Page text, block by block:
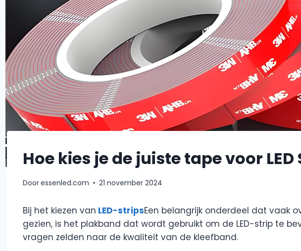
Hoe kies je de juiste tape voor LED
Dooressenled.com 21 november 2024
Bij het kiezen van LED-stripsEen belangrijk onderdeel dat vaak
gezien, is het plakband dat wordt gebruikt om de LED-strip te
vragen zelden naar de kwaliteit van de kleefband.